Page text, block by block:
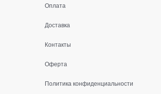
Оплата
Доставка
Контакты
Оферта
Политика конфиденциальности